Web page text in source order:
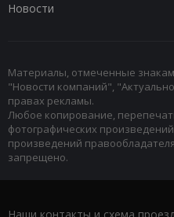
Новости
Материалы, отмеченные
"Новости компаний",
правах рекламы.
Любое копирование,
фотографических
произведений
запрещено.